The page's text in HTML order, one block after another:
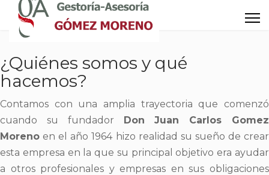
¿Quiénes somos y qué
hacemos?
Contamos con una amplia trayectoria que comenzó
cuando su fundador Don Juan Carlos Gomez
Moreno en el año 1964 hizo realidad su sueño de crear
esta empresa en la que su principal objetivo era ayudar
a otros profesionales y empresas en sus obligaciones